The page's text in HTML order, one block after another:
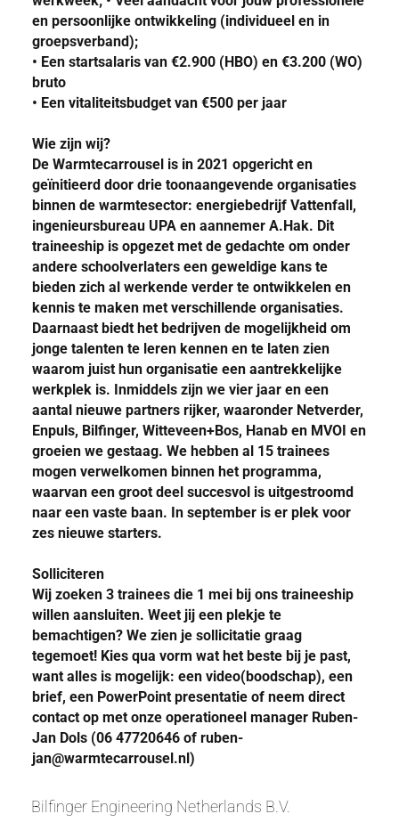
en persoonlijke ontwikkeling (individueel en in
groepsverband);
• Een startsalaris van €2.900 (HBO) en €3.200 (WO)
bruto
• Een vitaliteitsbudget van €500 per jaar
Wie zijn wij?
De Warmtecarrousel is in 2021 opgericht en
geïnitieerd door drie toonaangevende organisaties
binnen de warmtesector: energiebedrijf Vattenfall,
ingenieursbureau UPA en aannemer A.Hak. Dit
traineeship is opgezet met de gedachte om onder
andere schoolverlaters een geweldige kans te
bieden zich al werkende verder te ontwikkelen en
kennis te maken met verschillende organisaties.
Daarnaast biedt het bedrijven de mogelijkheid om
jonge talenten te leren kennen en te laten zien
waarom juist hun organisatie een aantrekkelijke
werkplek is. Inmiddels zijn we vier jaar en een
aantal nieuwe partners rijker, waaronder Netverder,
Enpuls, Bilfinger, Witteveen+Bos, Hanab en MVOI en
groeien we gestaag. We hebben al 15 trainees
mogen verwelkomen binnen het programma,
waarvan een groot deel succesvol is uitgestroomd
naar een vaste baan. In september is er plek voor
zes nieuwe starters.
Solliciteren
Wij zoeken 3 trainees die 1 mei bij ons traineeship
willen aansluiten. Weet jij een plekje te
bemachtigen? We zien je sollicitatie graag
tegemoet! Kies qua vorm wat het beste bij je past,
want alles is mogelijk: een video(boodschap), een
brief, een PowerPoint presentatie of neem direct
contact op met onze operationeel manager Ruben-
Jan Dols (06 47720646 of ruben-
jan@warmtecarrousel.nl)
Bilfinger Engineering Netherlands B.V.